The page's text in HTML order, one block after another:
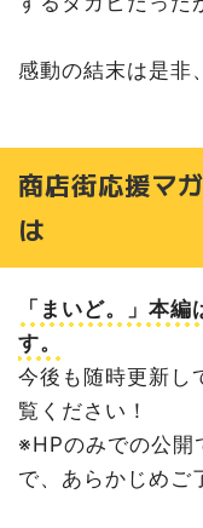
感動の結末は是非
商店街応援マ
は
「まいど。」本
す。
今後も随時更新し
覧ください！
※HPのみでの公開
で、あらかじめご